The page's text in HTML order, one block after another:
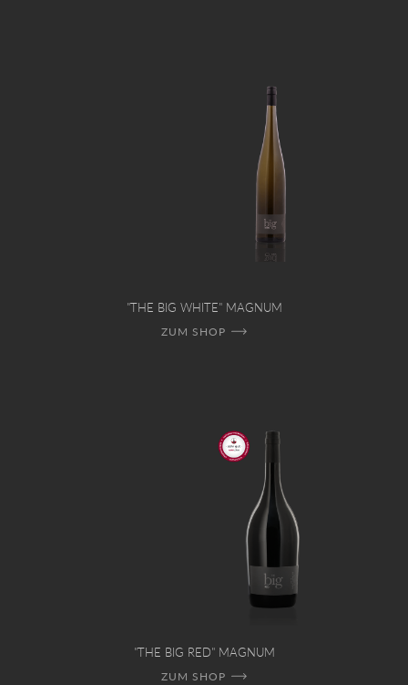
"THE BIG WHITE" MAGNUM
ZUM SHOP
"THE BIG RED" MAGNUM
ZUM SHOP